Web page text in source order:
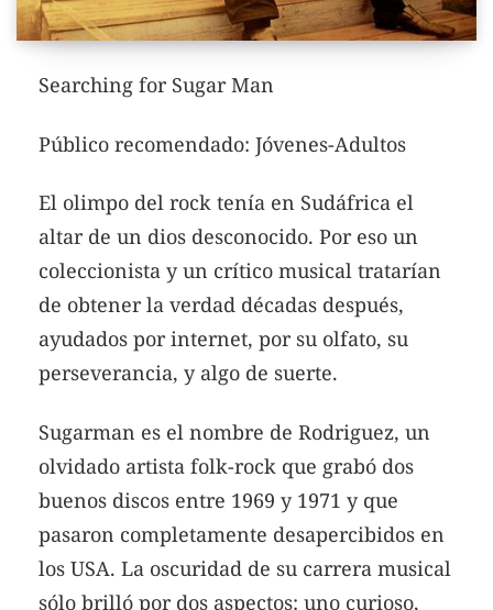
Searching for Sugar Man
Público recomendado: Jóvenes-Adultos
El olimpo del rock tenía en Sudáfrica el
altar de un dios desconocido. Por eso un
coleccionista y un crítico musical tratarían
de obtener la verdad décadas después,
ayudados por internet, por su olfato, su
perseverancia, y algo de suerte.
Sugarman es el nombre de Rodriguez, un
olvidado artista folk-rock que grabó dos
buenos discos entre 1969 y 1971 y que
pasaron completamente desapercibidos en
los USA. La oscuridad de su carrera musical
sólo brilló por dos aspectos: uno curioso,